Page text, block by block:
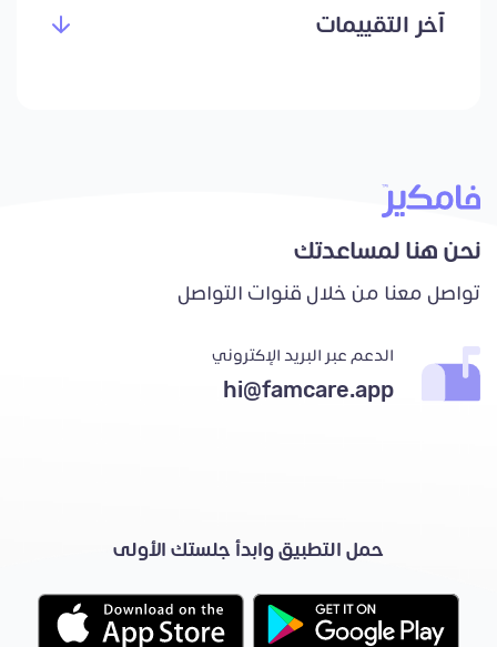
آخر التقييمات
نحن هنا لمساعدتك
تواصل معنا من خلال قنوات التواصل
الدعم عبر البريد الإكتروني
hi@famcare.app
حمل التطبيق وابدأ جلستك الأولى